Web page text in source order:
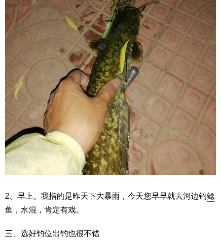
2、早上。我指的是昨天下大暴雨，今天您早早就去河边钓鲶
鱼，水混，肯定有戏。
三、选好钓位出钓也很不错